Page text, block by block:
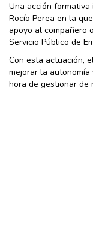
Una acción
Rocío Perea en la
apoyo al compañero
Servicio Público de
Con esta actuación,
mejorar la
hora de gestionar de